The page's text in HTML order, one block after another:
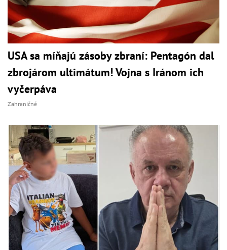
USA sa míňajú zásoby zbraní: Pentagón dal
zbrojárom ultimátum! Vojna s Iránom ich
vyčerpáva
Zahraničné